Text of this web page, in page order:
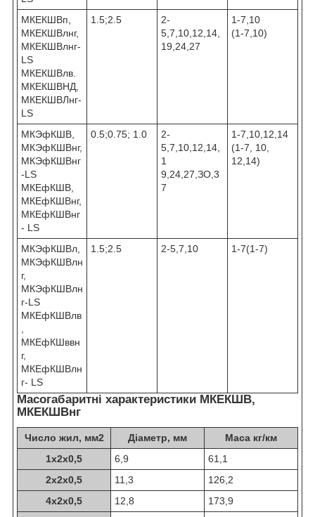
МКЕКШВп,
МКЕКШВлнг,
МКЕКШВлнг-
LS
МКЕКШВлв.
МКЕКШВНД,
МКЕКШВЛнг-
LS
1.5;2.5
2-
5,7,10,12,14,
19,24,27
1-7,10
(1-7,10)
МКЭфКШВ,
МКЭфКШВнг,
МКЭфКШВнг
-LS
МКЕфКШВ,
МКЕфКШВнг,
МКЕфКШВнг
- LS
0.5;0.75; 1.0
2-
5,7,10,12,14,
1
9,24,27,ЗО,3
7
1-7,10,12,14
(1-7, 10,
12,14)
МКЭфКШВл,
МКЭфКШВлн
г,
МКЭфКШВлн
г-LS
МКЕфКШВлв
,
МКЕфКШввн
г,
МКЕфКШВлн
г- LS
1.5;2.5 2-5,7,10 1-7(1-7)
Масогабаритні характеристики МКЕКШВ,
МКЕКШВнг
Число жил, мм2 Діаметр, мм
Маса кг/км
1х2х0,5
6,9
61,1
2х2х0,5
11,3
126,2
4х2х0,5
12,8
173,9